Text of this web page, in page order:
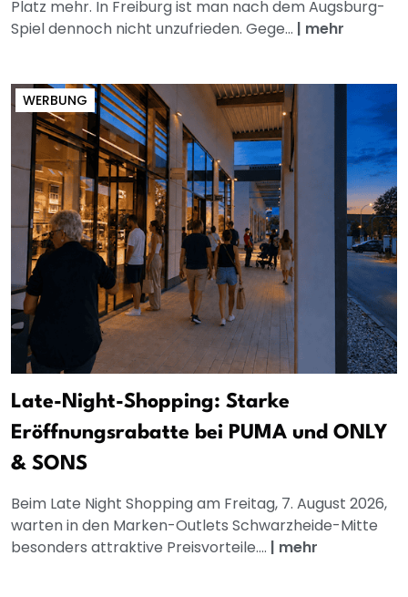
Platz mehr. In Freiburg ist man nach dem Augsburg-
Spiel dennoch nicht unzufrieden. Gege... | mehr
WERBUNG
Late-Night-Shopping: Starke
Eröffnungsrabatte bei PUMA und ONLY
& SONS
Beim Late Night Shopping am Freitag, 7. August 2026,
warten in den Marken-Outlets Schwarzheide-Mitte
besonders attraktive Preisvorteile.... | mehr